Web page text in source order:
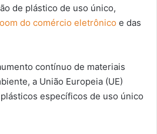
de plástico de uso único,
do comércio eletrônico e das
contínuo de materiais
a União Europeia (UE)
específicos de uso único